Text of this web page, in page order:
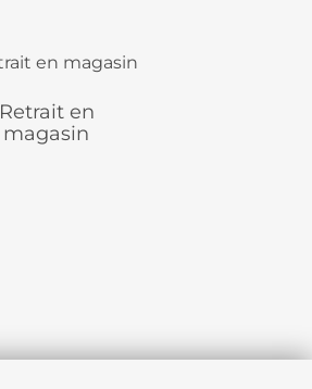
Retrait en
magasin